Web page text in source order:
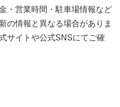
・営業時間・駐車場情報など
の情報と異なる場合がありま
サイトや公式SNSにてご確